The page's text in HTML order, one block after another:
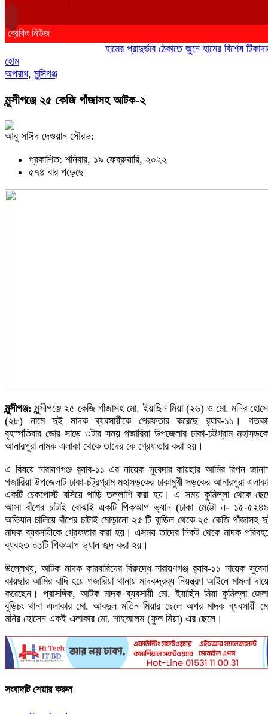
ব্রেকিং নিউজ
হামের প্রাদুর্ভাব ঠেকাতে জুনে হামের বিশেষ টিকাদান;
হোম
অপরাধ, মুন্সিগঞ্জ
মুন্সীগঞ্জে ২৫ কেজি গাঁজাসহ আটক-২
আবু সাঈদ দেওয়ান সৌরভ:
প্রকাশিত: শনিবার, ১৯ ফেব্রুয়ারি, ২০২২
৫৭৪ বার পড়েছে
মুন্সীগঞ্জ: মুন্সীগঞ্জে ২৫ কেজি গাঁজাসহ মো. ইয়াছিন মিয়া (২৬) ও মো. মনির
(২৮) নামে দুই মাদক ব্যবসায়ীকে গ্রেফতার করেছে র‌্যাব-১১।
বৃহস্পতিবার ভোর সাড়ে ৩টার সময় গজারিয়া উপজেলার ঢাকা-চট্টগ্রাম
আনারপুরা নামক এলাকা থেকে তাদের কে গ্রেফতার করা হয়।
এ বিষয়ে নারায়ণগঞ্জ র‌্যাব-১১ এর নায়েক সুবেদার কায়ছার আমির রিপন
গজারিয়া উপজেলাট ঢাকা-চট্রগ্রাম মহাসড়কের ঢাকামুখী সড়কের আনারপুরা
একটি চেকপোস্ট বসিয়ে গাড়ি তল্লাশি করা হয়। এ সময় কুমিল্লা থেকে
আসা বাঁশের চাটাই বোঝাই একটি পিকআপ ভ্যান (ঢাকা মেট্টো ন- ১৫-
অভিযান চালিয়ে বাঁশের চাটাই মোড়ানো ২৫ টি বান্ডিল থেকে ২৫ কেজি গাঁজাসহ
মাদক ব্যবসায়ীকে গ্রেফতার করা হয়। এসময় তাদের নিকট থেকে মাদক
ব্যবহৃত ০১টি পিকআপ ভ্যান জব্দ করা হয়।
উল্লেখ্য, আটক মাদক কারবারিদের বিরুদ্ধে নারায়ণগঞ্জ র‌্যাব-১১ নায়েক
কায়ছার আমির বাদি হয়ে গজারিয়া থানায় মাদকদ্রব্য নিয়ন্ত্রণ আইনে মামলা
করেছেন। প্রাসঙ্গিক, আটক মাদক ব্যবসায়ী মো. ইয়াছিন মিয়া কুমিল্লা
বুড়িচং থানা এলাকার মো. আবদুল মতিন মিয়ার ছেলে অপর মাদক ব্যবসায়ী
মনির হোসেন একই এলাকার মো. শাহআলম (ফুল মিয়া) এর ছেলে।
সংবাদটি শেয়ার করুন